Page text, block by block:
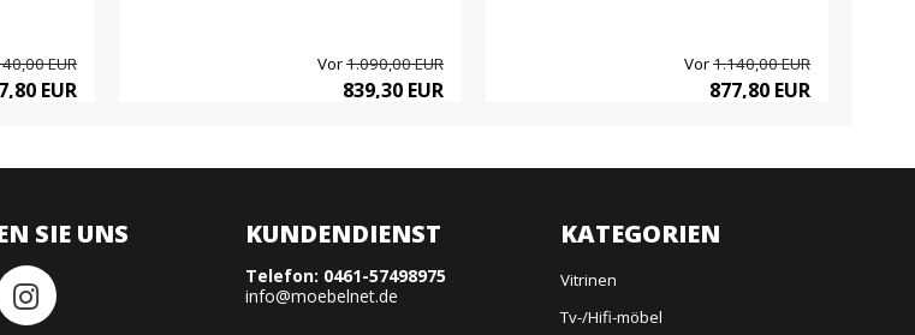
EUR
EUR
Vor1.090,00 EUR
839,30 EUR
Vor1.140,00 EUR
877,80 EUR
SIE UNS KUNDENDIENST
Telefon: 0461-57498975
info@moebelnet.de
KATEGORIEN
Vitrinen
Tv-/Hifi-möbel